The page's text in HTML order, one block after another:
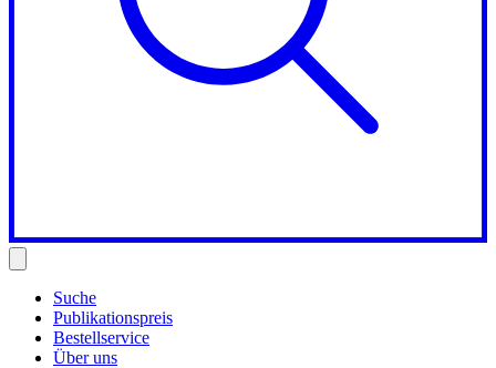
Suche
Publikationspreis
Bestellservice
Über uns